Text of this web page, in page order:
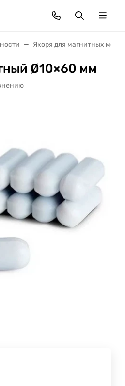
Якоря для магнитных
Ø10×60 мм